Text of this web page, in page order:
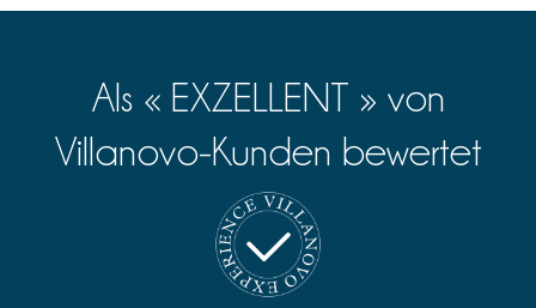
Als « EXZELLENT » von
Villanovo-Kunden bewertet